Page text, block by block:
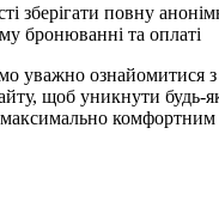
зберігати повну
бронюванні та оплаті
уважно ознайомитися
щоб уникнути будь-
комфортним